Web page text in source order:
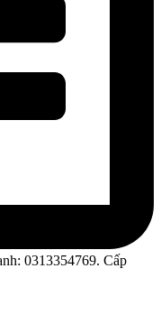
0313354769. Cấp